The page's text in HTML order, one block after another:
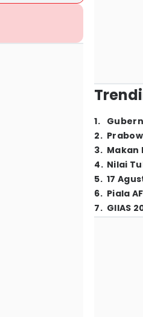
1.
2.
3. Makan
4. Nilai
5. 17
6. Piala
7. GIIAS